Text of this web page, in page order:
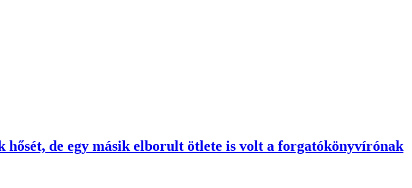
de egy másik elborult ötlete is volt a forgatókönyvírónak